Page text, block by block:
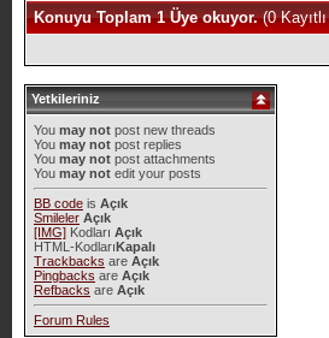
Konuyu Toplam 1 Üye okuyor.(0
Yetkileriniz
You may notpost new threads
You may notpost replies
You may notpost attachments
You may notedit your posts
BB codeis Açık
Smileler Açık
[IMG]Kodları Açık
HTML-KodlarıKapalı
Trackbacks are Açık
Pingbacks are Açık
Refbacks are Açık
Forum Rules